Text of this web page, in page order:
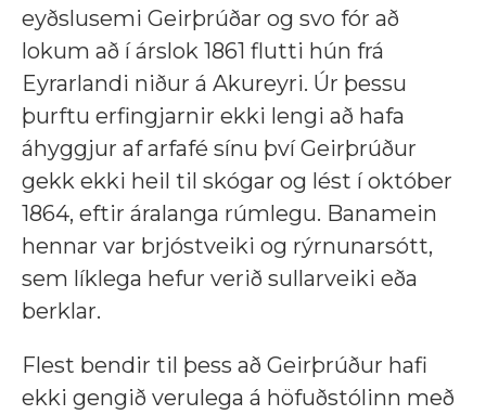
eyðslusemi Geirþrúðar og svo fór að
lokum að í árslok 1861 flutti hún frá
Eyrarlandi niður á Akureyri. Úr þessu
þurftu erfingjarnir ekki lengi að hafa
áhyggjur af arfafé sínu því Geirþrúður
gekk ekki heil til skógar og lést í október
1864, eftir áralanga rúmlegu. Banamein
hennar var brjóstveiki og rýrnunarsótt,
sem líklega hefur verið sullarveiki eða
berklar.
Flest bendir til þess að Geirþrúður hafi
ekki gengið verulega á höfuðstólinn með